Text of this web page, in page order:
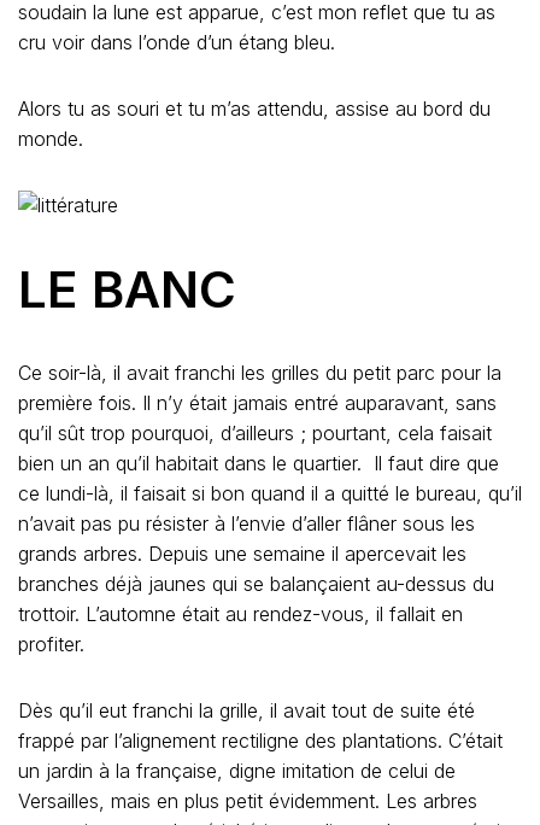
soudain la lune est apparue, c’est mon reflet que tu as
cru voir dans l’onde d’un étang bleu.
Alors tu as souri et tu m’as attendu, assise au bord du
monde.
LE BANC
Ce soir-là, il avait franchi les grilles du petit parc pour la
première fois. Il n’y était jamais entré auparavant, sans
qu’il sût trop pourquoi, d’ailleurs ; pourtant, cela faisait
bien un an qu’il habitait dans le quartier. Il faut dire que
ce lundi-là, il faisait si bon quand il a quitté le bureau, qu’il
n’avait pas pu résister à l’envie d’aller flâner sous les
grands arbres. Depuis une semaine il apercevait les
branches déjà jaunes qui se balançaient au-dessus du
trottoir. L’automne était au rendez-vous, il fallait en
profiter.
Dès qu’il eut franchi la grille, il avait tout de suite été
frappé par l’alignement rectiligne des plantations. C’était
un jardin à la française, digne imitation de celui de
Versailles, mais en plus petit évidemment. Les arbres